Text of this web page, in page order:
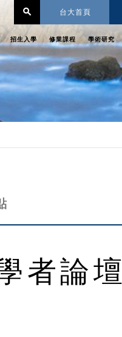
台大首頁
search
招生入學 修業課程 學術研究
者論壇